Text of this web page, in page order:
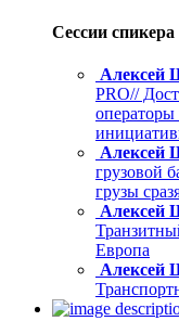
Сессии спикера
Алексей
PRO//
Алексей
грузовой
грузы
Алексей
Европа
Алексей